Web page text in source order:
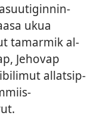
ukua
tamarmik al­
Jehovap
al­latsip­